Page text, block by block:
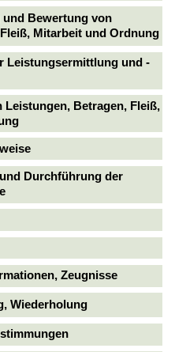
Bewertung von
Mitarbeit und Ordnung
Leistungsermittlung und -
Leistungen, Betragen, Fleiß,
Durchführung der
Zeugnisse
Wiederholung